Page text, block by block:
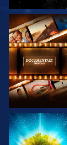
UTFORSK SERIEN